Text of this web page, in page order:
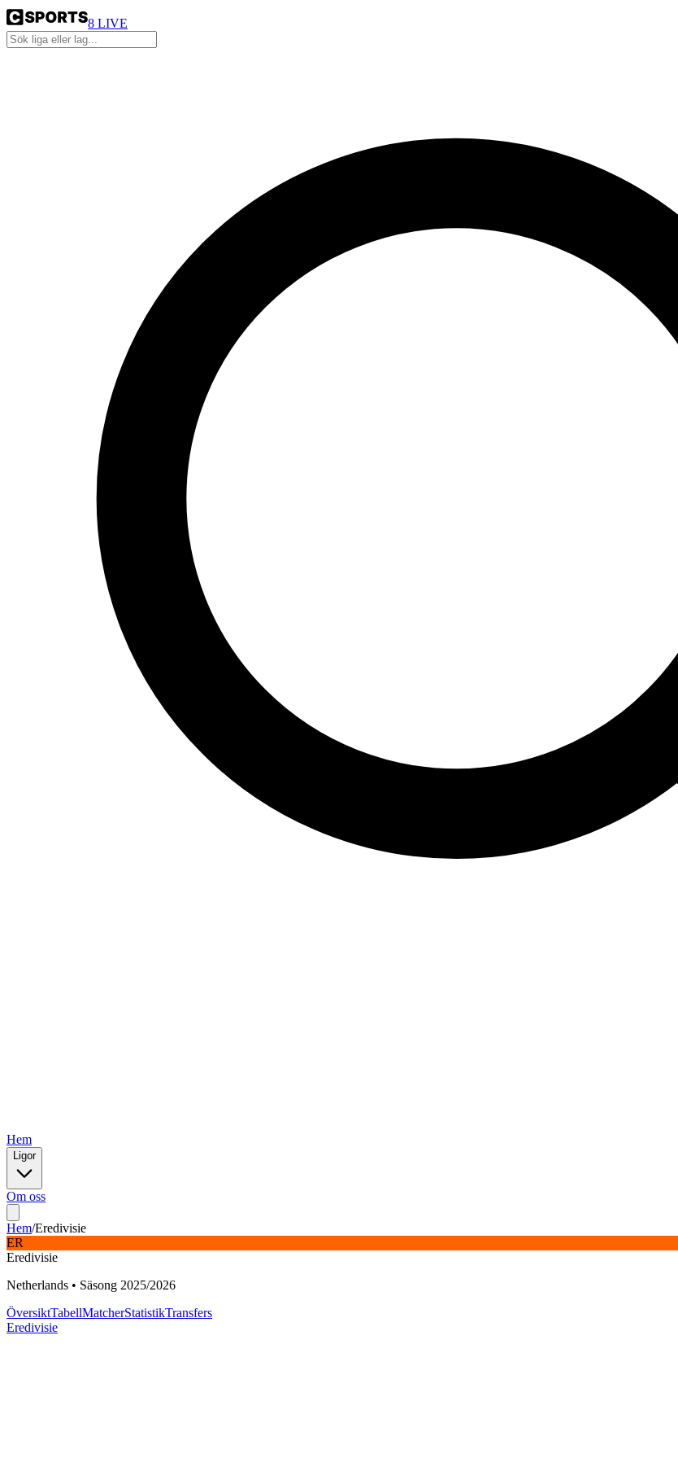
8 LIVE
Hem
Ligor
Om oss
Hem/Eredivisie
ER
Eredivisie
Netherlands • Säsong 2025/2026
ÖversiktTabellMatcherStatistikTransfers
Eredivisie